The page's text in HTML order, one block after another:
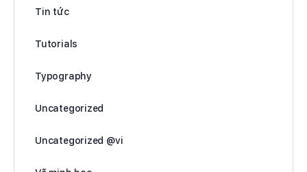
Tin tức
Tutorials
Typography
Uncategorized
Uncategorized @vi